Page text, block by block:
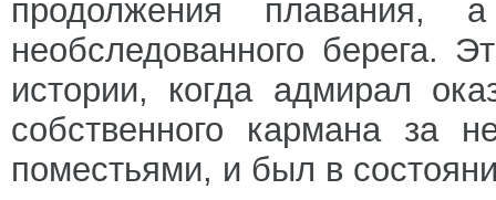
продолжения
необследованного берега.
истории, когда адмирал
собственного кармана за
поместьями, и был в